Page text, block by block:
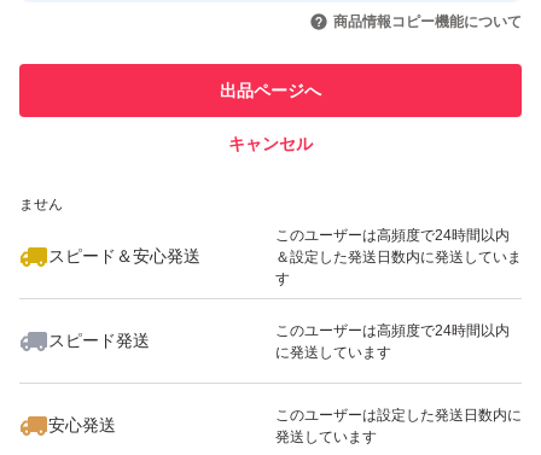
引を完了させた実績があります
での取引実績があります
ません
スピード＆安心発送
このユーザーは高頻度で24時間以内
＆設定した発送日数内に発送していま
す
スピード発送
このユーザーは高頻度で24時間以内
に発送しています
安心発送
このユーザーは設定した発送日数内に
発送しています
商品情報コピー機能について
出品ページへ
キャンセル
いいね！
2,410